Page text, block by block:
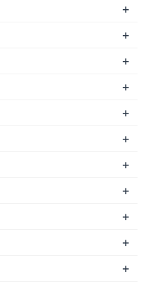
+
+
+
+
+
+
+
+
+
+
+